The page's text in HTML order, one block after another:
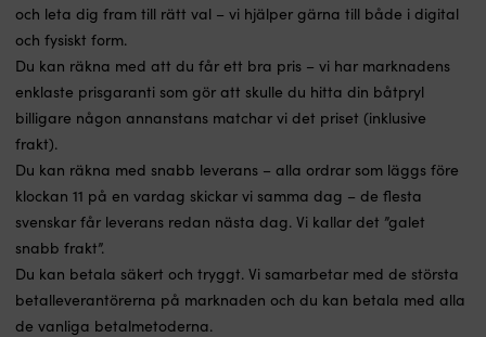
och leta dig fram till rätt val – vi hjälper gärna till både i digital
och fysiskt form.
Du kan räkna med att du får ett bra pris – vi har marknadens
enklaste prisgaranti som gör att skulle du hitta din båtpryl
billigare någon annanstans matchar vi det priset (inklusive
frakt).
Du kan räkna med snabb leverans – alla ordrar som läggs före
klockan 11 på en vardag skickar vi samma dag – de flesta
svenskar får leverans redan nästa dag. Vi kallar det ”galet
snabb frakt”.
Du kan betala säkert och tryggt. Vi samarbetar med de största
betalleverantörerna på marknaden och du kan betala med alla
de vanliga betalmetoderna.